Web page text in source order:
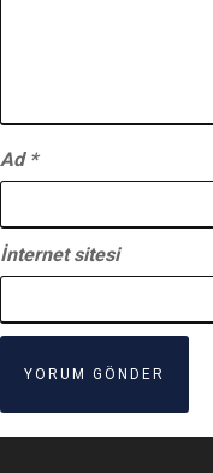
Ad *
İnternet sitesi